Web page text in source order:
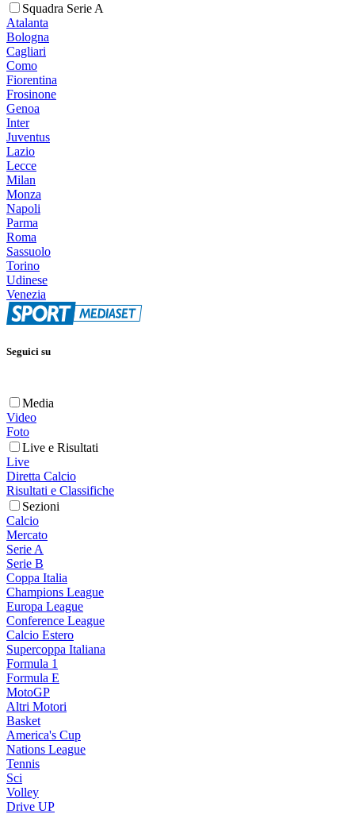
Squadra Serie A
Atalanta
Bologna
Cagliari
Como
Fiorentina
Frosinone
Genoa
Inter
Juventus
Lazio
Lecce
Milan
Monza
Napoli
Parma
Roma
Sassuolo
Torino
Udinese
Venezia
Seguici su
Media
Video
Foto
Live e Risultati
Live
Diretta Calcio
Risultati e Classifiche
Sezioni
Calcio
Mercato
Serie A
Serie B
Coppa Italia
Champions League
Europa League
Conference League
Calcio Estero
Supercoppa Italiana
Formula 1
Formula E
MotoGP
Altri Motori
Basket
America's Cup
Nations League
Tennis
Sci
Volley
Drive UP